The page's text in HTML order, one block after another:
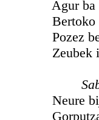
Agur ba
Bertoko
Pozez
Zeubek
Neure
Gorputza